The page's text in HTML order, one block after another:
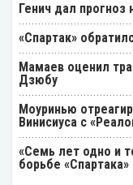
Генич дал прогноз
«Спартак»
Мамаев оценил
Дзюбу
Моуринью
Винисиуса с
«Семь лет одно и
борьбе